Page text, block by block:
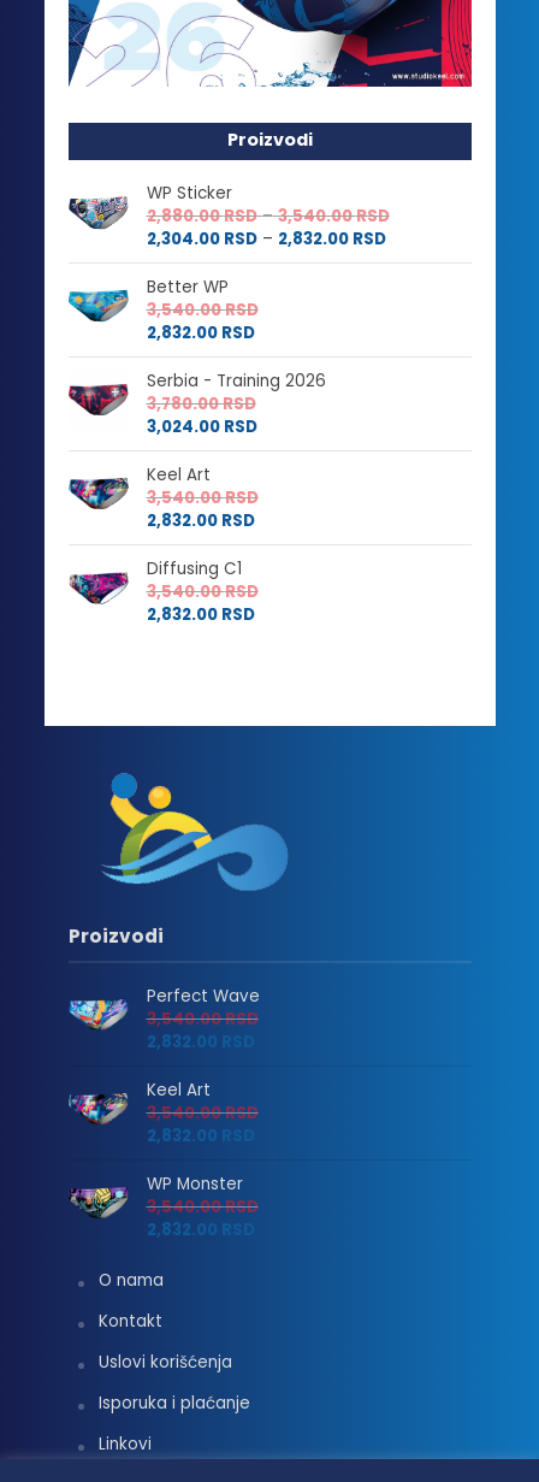
Proizvodi
WP Sticker
2,880.00RSD – 3,540.00RSDRaspon
od
2,304.00 RSD – 2,832.00 RSDRaspon
cena:
2,832.00 RSD
Better WP
3,540.00RSD
2,832.00 RSD
Serbia - Training 2026
3,780.00RSD
3,024.00 RSD
Keel Art
3,540.00RSD
2,832.00 RSD
Diffusing C1
3,540.00RSD
2,832.00 RSD
Proizvodi
Perfect Wave
3,540.00RSD
2,832.00 RSD
Keel Art
3,540.00RSD
2,832.00 RSD
WP Monster
3,540.00RSD
2,832.00 RSD
O nama
Kontakt
Uslovi korišćenja
Isporuka i plaćanje
Linkovi